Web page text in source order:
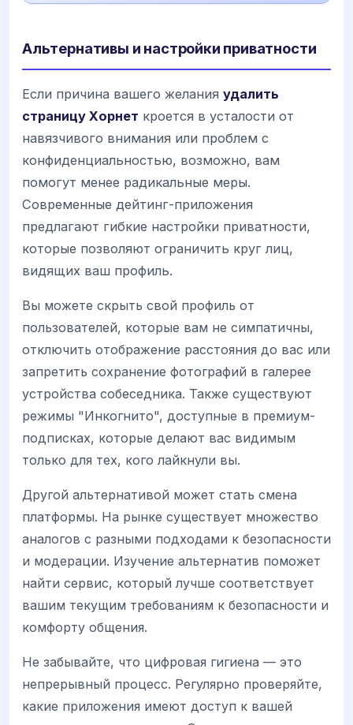
Альтернативы и настройки приватности
Если причина вашего желания удалить
страницу Хорнет кроется в усталости от
навязчивого внимания или проблем с
конфиденциальностью, возможно, вам
помогут менее радикальные меры.
Современные дейтинг-приложения
предлагают гибкие настройки приватности,
которые позволяют ограничить круг лиц,
видящих ваш профиль.
Вы можете скрыть свой профиль от
пользователей, которые вам не симпатичны,
отключить отображение расстояния до вас или
запретить сохранение фотографий в галерее
устройства собеседника. Также существуют
режимы "Инкогнито", доступные в премиум-
подписках, которые делают вас видимым
только для тех, кого лайкнули вы.
Другой альтернативой может стать смена
платформы. На рынке существует множество
аналогов с разными подходами к безопасности
и модерации. Изучение альтернатив поможет
найти сервис, который лучше соответствует
вашим текущим требованиям к безопасности и
комфорту общения.
Не забывайте, что цифровая гигиена — это
непрерывный процесс. Регулярно проверяйте,
какие приложения имеют доступ к вашей